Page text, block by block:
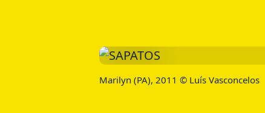
Marilyn (PA), 2011 © Luís Vasconcelos